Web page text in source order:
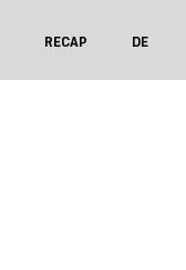
RECAP DE